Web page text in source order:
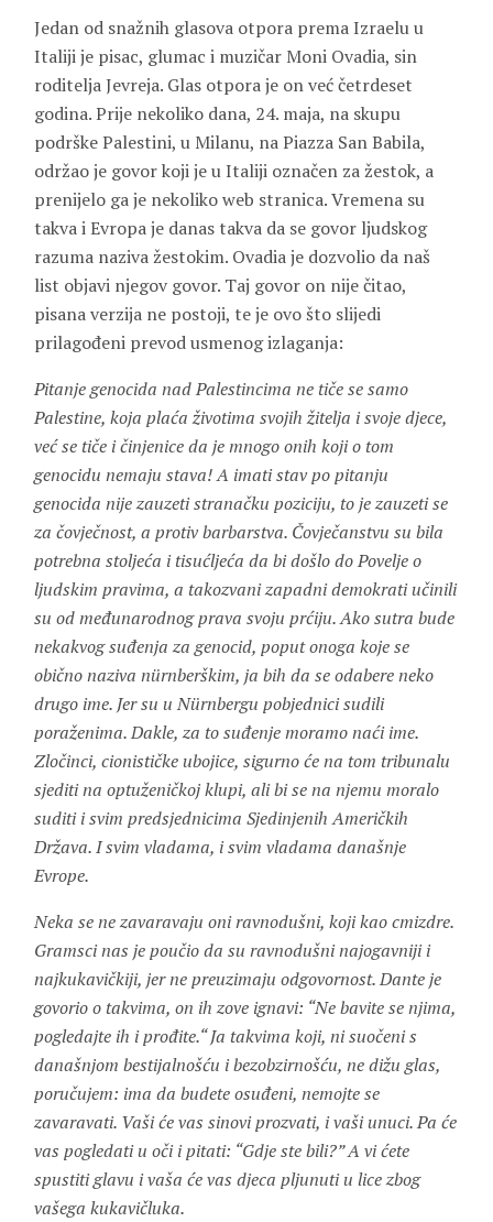
Jedan od snažnih glasova otpora prema Izraelu u
Italiji je pisac, glumac i muzičar Moni Ovadia, sin
roditelja Jevreja. Glas otpora je on već četrdeset
godina. Prije nekoliko dana, 24. maja, na skupu
podrške Palestini, u Milanu, na Piazza San Babila,
održao je govor koji je u Italiji označen za žestok, a
prenijelo ga je nekoliko web stranica. Vremena su
takva i Evropa je danas takva da se govor ljudskog
razuma naziva žestokim. Ovadia je dozvolio da naš
list objavi njegov govor. Taj govor on nije čitao,
pisana verzija ne postoji, te je ovo što slijedi
prilagođeni prevod usmenog izlaganja:
Pitanje genocida nad Palestincima ne tiče se samo
Palestine, koja plaća životima svojih žitelja i svoje djece,
već se tiče i činjenice da je mnogo onih koji o tom
genocidu nemaju stava! A imati stav po pitanju
genocida nije zauzeti stranačku poziciju, to je zauzeti se
za čovječnost, a protiv barbarstva. Čovječanstvu su bila
potrebna stoljeća i tisućljeća da bi došlo do Povelje o
ljudskim pravima, a takozvani zapadni demokrati učinili
su od međunarodnog prava svoju prćiju. Ako sutra bude
nekakvog suđenja za genocid, poput onoga koje se
obično naziva nürnberškim, ja bih da se odabere neko
drugo ime. Jer su u Nürnbergu pobjednici sudili
poraženima. Dakle, za to suđenje moramo naći ime.
Zločinci, cionističke ubojice, sigurno će na tom tribunalu
sjediti na optuženičkoj klupi, ali bi se na njemu moralo
suditi i svim predsjednicima Sjedinjenih Američkih
Država. I svim vladama, i svim vladama današnje
Evrope.
Neka se ne zavaravaju oni ravnodušni, koji kao cmizdre.
Gramsci nas je poučio da su ravnodušni najogavniji i
najkukavičkiji, jer ne preuzimaju odgovornost. Dante je
govorio o takvima, on ih zove ignavi: “Ne bavite se njima,
pogledajte ih i prođite.“ Ja takvima koji, ni suočeni s
današnjom bestijalnošću i bezobzirnošću, ne dižu glas,
poručujem: ima da budete osuđeni, nemojte se
zavaravati. Vaši će vas sinovi prozvati, i vaši unuci. Pa će
vas pogledati u oči i pitati: “Gdje ste bili?” A vi ćete
spustiti glavu i vaša će vas djeca pljunuti u lice zbog
vašega kukavičluka.